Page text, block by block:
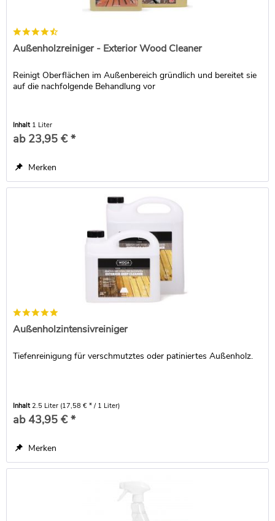
Außenholzreiniger - Exterior Wood Cleaner
Reinigt Oberflächen im Außenbereich gründlich und bereitet sie
auf die nachfolgende Behandlung vor
Inhalt 1 Liter
ab 23,95 € *
Merken
Außenholzintensivreiniger
Tiefenreinigung für verschmutztes oder patiniertes Außenholz.
Inhalt 2.5 Liter (17,58 € * / 1 Liter)
ab 43,95 € *
Merken